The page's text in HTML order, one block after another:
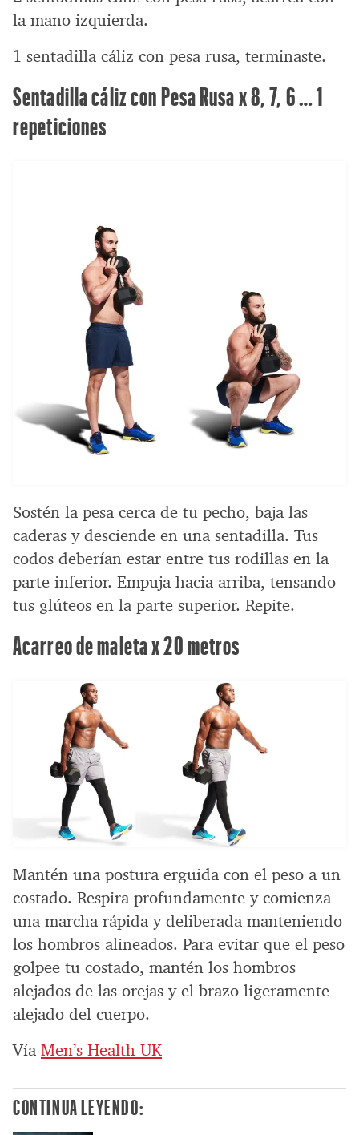
la mano izquierda.
1 sentadilla cáliz con pesa rusa, terminaste.
Sentadilla cáliz con Pesa Rusa x 8, 7, 6 … 1
repeticiones
Sostén la pesa cerca de tu pecho, baja las
caderas y desciende en una sentadilla. Tus
codos deberían estar entre tus rodillas en la
parte inferior. Empuja hacia arriba, tensando
tus glúteos en la parte superior. Repite.
Acarreo de maleta x 20 metros
Mantén una postura erguida con el peso a un
costado. Respira profundamente y comienza
una marcha rápida y deliberada manteniendo
los hombros alineados. Para evitar que el peso
golpee tu costado, mantén los hombros
alejados de las orejas y el brazo ligeramente
alejado del cuerpo.
Vía Men’s Health UK
CONTINUA LEYENDO: